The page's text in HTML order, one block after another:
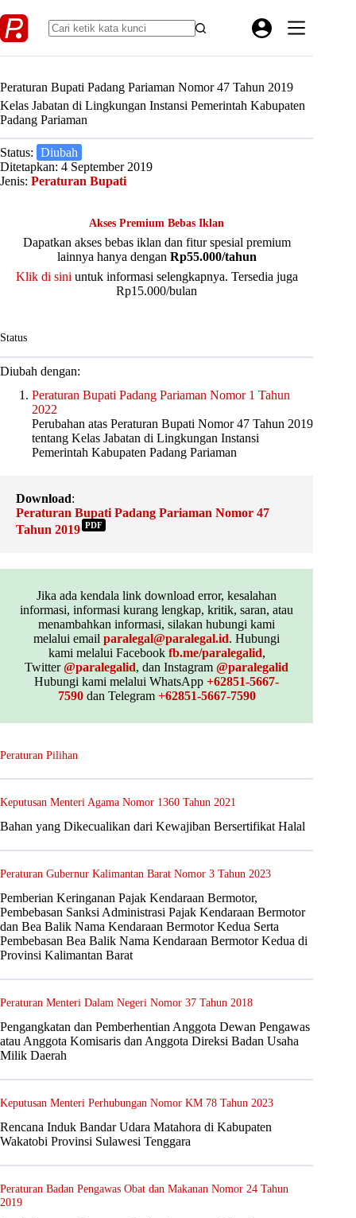
to
content
Peraturan Bupati Padang Pariaman Nomor 47 Tahun 2019
Kelas Jabatan di Lingkungan Instansi Pemerintah Kabupaten
Padang Pariaman
Status: Diubah
Ditetapkan: 4 September 2019
Jenis: Peraturan Bupati
Akses Premium Bebas Iklan
Dapatkan akses bebas iklan dan fitur spesial premium
lainnya hanya dengan Rp55.000/tahun
Klik di sini untuk informasi selengkapnya. Tersedia juga
Rp15.000/bulan
Status
Diubah dengan:
Peraturan Bupati Padang Pariaman Nomor 1 Tahun
2022
Perubahan atas Peraturan Bupati Nomor 47 Tahun 2019
tentang Kelas Jabatan di Lingkungan Instansi
Pemerintah Kabupaten Padang Pariaman
Download:
Peraturan Bupati Padang Pariaman Nomor 47
Tahun 2019 PDF
Jika ada kendala link download error, kesalahan
informasi, informasi kurang lengkap, kritik, saran, atau
menambahkan informasi, silakan hubungi kami
melalui emailparalegal@paralegal.id. Hubungi
kami melalui Facebook fb.me/paralegalid,
Twitter@paralegalid, dan Instagram@paralegalid
Hubungi kami melalui WhatsApp+62851-5667-
7590dan Telegram +62851-5667-7590
Peraturan Pilihan
Keputusan Menteri Agama Nomor 1360 Tahun 2021
Bahan yang Dikecualikan dari Kewajiban Bersertifikat Halal
Peraturan Gubernur Kalimantan Barat Nomor 3 Tahun 2023
Pemberian Keringanan Pajak Kendaraan Bermotor,
Pembebasan Sanksi Administrasi Pajak Kendaraan Bermotor
dan Bea Balik Nama Kendaraan Bermotor Kedua Serta
Pembebasan Bea Balik Nama Kendaraan Bermotor Kedua di
Provinsi Kalimantan Barat
Peraturan Menteri Dalam Negeri Nomor 37 Tahun 2018
Pengangkatan dan Pemberhentian Anggota Dewan Pengawas
atau Anggota Komisaris dan Anggota Direksi Badan Usaha
Milik Daerah
Keputusan Menteri Perhubungan Nomor KM 78 Tahun 2023
Rencana Induk Bandar Udara Matahora di Kabupaten
Wakatobi Provinsi Sulawesi Tenggara
Peraturan Badan Pengawas Obat dan Makanan Nomor 24 Tahun
2019